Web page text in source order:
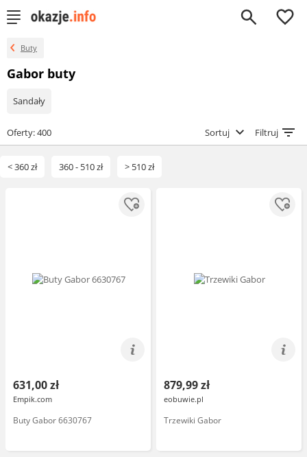
0
Buty
Gabor buty
Sandały
Oferty: 400 Sortuj Filtruj
< 360 zł 360 - 510 zł > 510 zł
631,00 zł
Empik.com
Buty Gabor 6630767
879,99 zł
eobuwie.pl
Trzewiki Gabor